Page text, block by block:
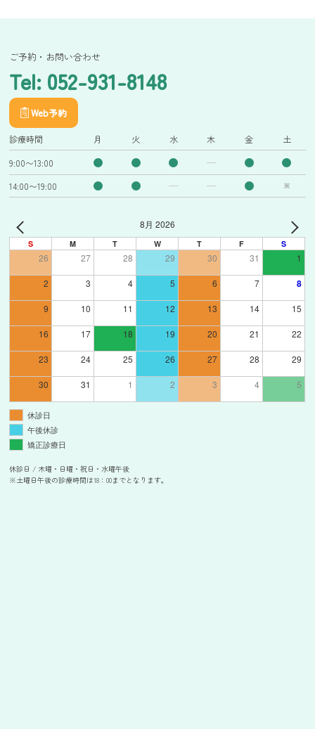
ご予約・お問い合わせ
Tel: 052-931-8148
Web予約
診療時間 月 火 水 木 金 土
9:00〜13:00
14:00〜19:00
※
8月 2026
S M T W T F S
26 27 28 29 30 31 1
2 3 4 5 6 7 8
9 10 11 12 13 14 15
16 17 18 19 20 21 22
23 24 25 26 27 28 29
30 31 1 2 3 4 5
休診日
午後休診
矯正診療日
休診日 / 木曜・日曜・祝日・水曜午後
※土曜日午後の診療時間は18：00までとなります。